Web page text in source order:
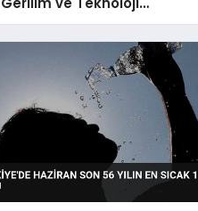
Hisselerinde Baskı Altında